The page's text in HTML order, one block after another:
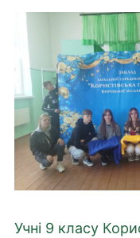
Учні 9 класу